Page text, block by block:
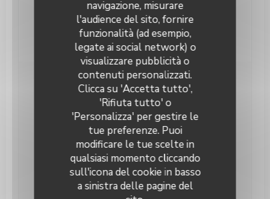
navigazione, misurare
l'audience del sito, fornire
funzionalità (ad esempio,
legate ai social network) o
visualizzare pubblicità o
contenuti personalizzati.
Clicca su 'Accetta tutto',
'Rifiuta tutto' o
'Personalizza' per gestire le
tue preferenze. Puoi
modificare le tue scelte in
qualsiasi momento cliccando
sull'icona del cookie in basso
a sinistra delle pagine del
Metodo di pagamento
Senza contatto, Contanti, American Express,
Eurocard / Mastercard, Visa, Bancomat
Orari
12:00 - 13:45 19:00 - 22:00
Keating Steak and Wine House